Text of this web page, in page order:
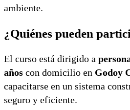
ambiente.
¿Quiénes pueden
El curso está dirigido a
años con domicilio en Godoy
capacitarse en un sistema
seguro y eficiente.